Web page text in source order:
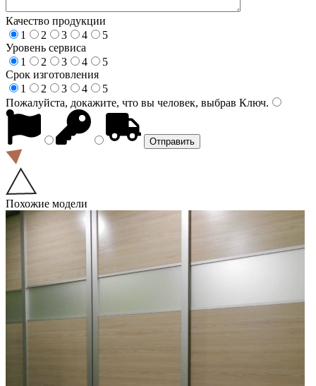
Качество продукции
1
2 3 4
5
Уровень сервиса
1
2 3 4
5
Срок изготовления
1
2 3 4
5
Пожалуйста, докажите, что вы человек, выбрав Ключ.
Похожие модели